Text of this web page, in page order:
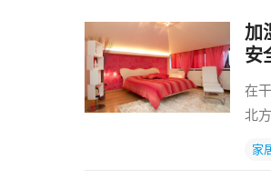
加
安
在
北
家